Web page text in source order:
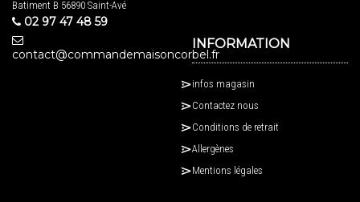
Batiment B 56890 Saint-Avé
02 97 47 48 59
contact@commandemaisoncorbel.fr
INFORMATION
infos magasin
Contactez nous
Conditions de retrait
Allergènes
Mentions légales